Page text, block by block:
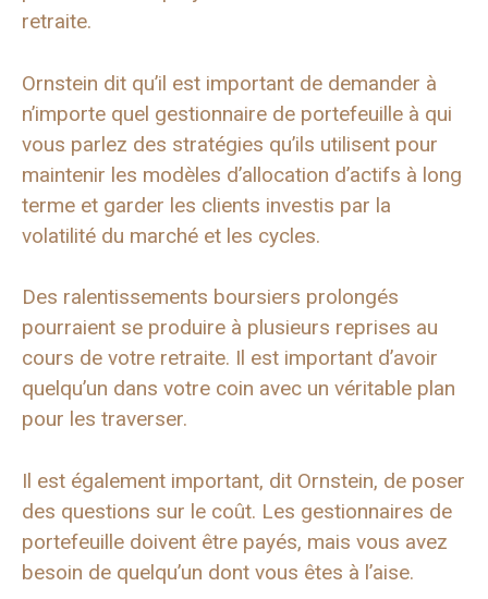
retraite.
Ornstein dit qu’il est important de demander à
n’importe quel gestionnaire de portefeuille à qui
vous parlez des stratégies qu’ils utilisent pour
maintenir les modèles d’allocation d’actifs à long
terme et garder les clients investis par la
volatilité du marché et les cycles.
Des ralentissements boursiers prolongés
pourraient se produire à plusieurs reprises au
cours de votre retraite. Il est important d’avoir
quelqu’un dans votre coin avec un véritable plan
pour les traverser.
Il est également important, dit Ornstein, de poser
des questions sur le coût. Les gestionnaires de
portefeuille doivent être payés, mais vous avez
besoin de quelqu’un dont vous êtes à l’aise.